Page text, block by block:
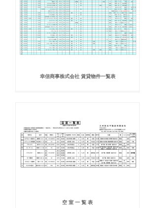
幸信商事株式会社 賃貸物件一覧表
空 室 一 覧 表